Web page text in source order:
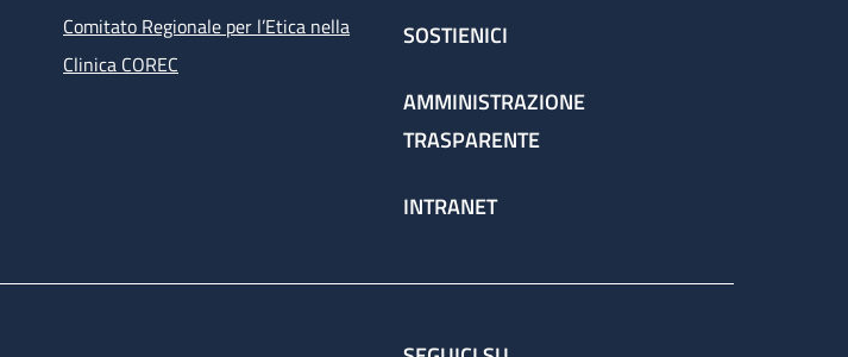
Comitato Regionale per l’Etica nella
Clinica COREC
SOSTIENICI
AMMINISTRAZIONE
TRASPARENTE
INTRANET